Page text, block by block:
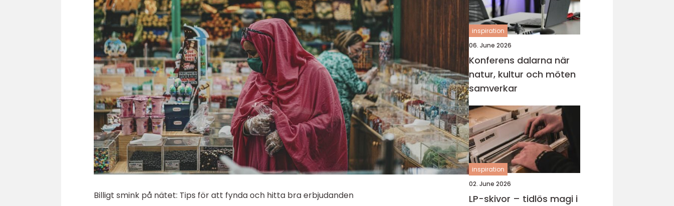
Billigt smink på nätet: Tips för att fynda och hitta bra erbjudanden
inspiration
06. June 2026
Konferens dalarna när
natur, kultur och möten
samverkar
inspiration
02. June 2026
LP-skivor – tidlös magi i